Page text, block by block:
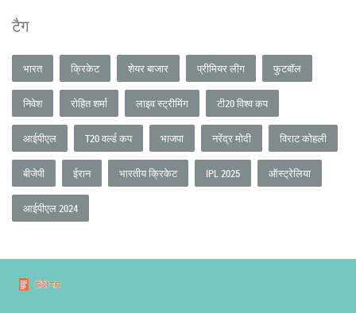
टैग
भारत क्रिकेट शेयर बाजार प्रीमियर लीग फुटबॉल
निवेश रोहित शर्मा लाइव स्ट्रीमिंग टी20 विश्व कप
आईपीएल T20 वर्ल्ड कप भाजपा नरेंद्र मोदी विराट कोहली
बीजेपी ईरान भारतीय क्रिकेट IPL 2025 ऑस्ट्रेलिया
आईपीएल 2024